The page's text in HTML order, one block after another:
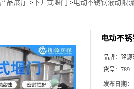
产品展厅 > 下开式堰门 >电动不锈钢液动限
电动不
品牌： 铭源
货号： 789
发布日期：